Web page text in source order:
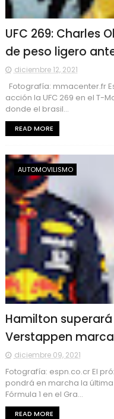
UFC 269: Charles
de peso ligero
diciembre 12, 2021
Fotografía: mmacenter.fr
acción la UFC 269 en el T-
donde el brasil...
READ MORE
AUTOMOVILISMO
Hamilton
Verstappen
diciembre 09, 2021
Fotografía: espn.co.cr El
pondrá en marcha la
Fórmula 1 en el Gra...
READ MORE